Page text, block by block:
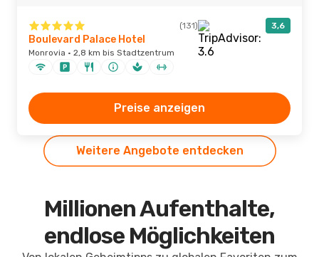
(131) 3,6
Boulevard Palace Hotel
Monrovia · 2,8 km bis Stadtzentrum
Preise anzeigen
Weitere Angebote entdecken
Millionen Aufenthalte,
endlose Möglichkeiten